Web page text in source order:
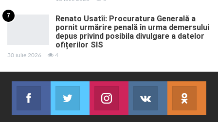
7
Renato Usatîi: Procuratura Generală a
pornit urmărire penală în urma demersului
depus privind posibila divulgare a datelor
ofițerilor SIS
30 iulie 2026 4
Facebook
Abonează-te
Twitter
Join us on TwitterJoin us on Instagram
Abonează-te